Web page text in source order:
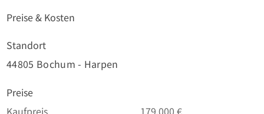
Preise & Kosten
Standort
44805 Bochum - Harpen
Preise
Kaufpreis
179.000 €